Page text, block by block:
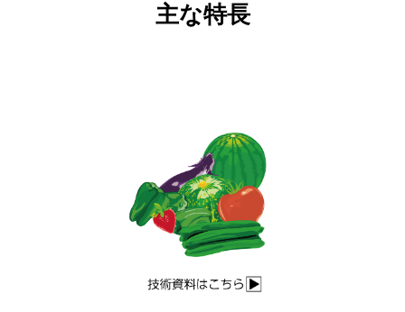
主な特長